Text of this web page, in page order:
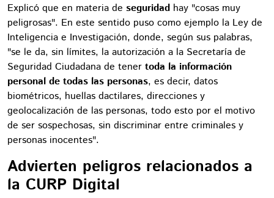
Explicó que en materia de seguridad hay "cosas muy
peligrosas". En este sentido puso como ejemplo la Ley de
Inteligencia e Investigación, donde, según sus palabras,
"se le da, sin límites, la autorización a la Secretaría de
Seguridad Ciudadana de tener toda la información
personal de todas las personas, es decir, datos
biométricos, huellas dactilares, direcciones y
geolocalización de las personas, todo esto por el motivo
de ser sospechosas, sin discriminar entre criminales y
personas inocentes".
Advierten peligros relacionados a
la CURP Digital